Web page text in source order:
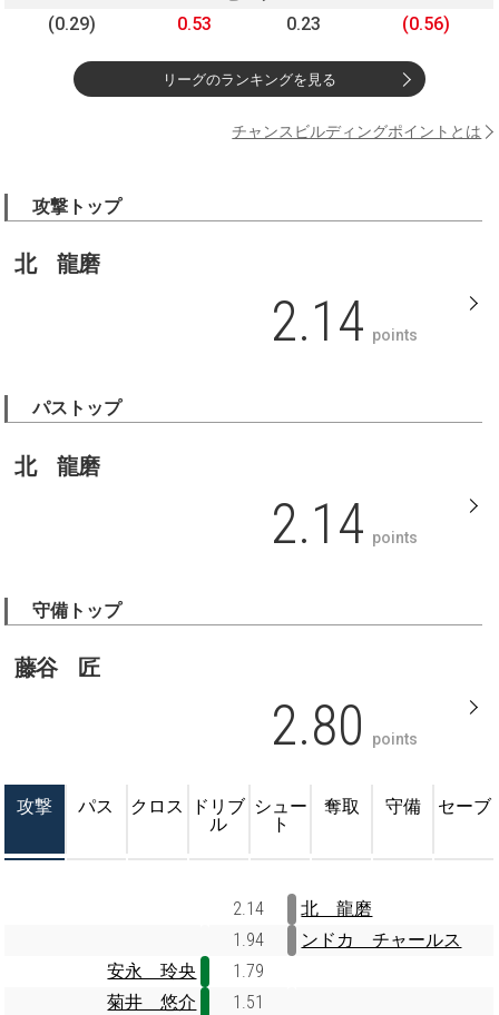
(0.29)
0.53 0.23 (0.56)
リーグのランキングを見る
チャンスビルディングポイントとは
攻撃トップ
北 龍磨
2.14 points
パストップ
北 龍磨
2.14 points
守備トップ
藤谷 匠
2.80 points
攻撃 パス クロス
ドリブ
ル
シュー
ト
奪取 守備 セーブ
2.14
北 龍磨
1.94
ンドカ チャールス
安永 玲央
1.79
菊井 悠介
1.51